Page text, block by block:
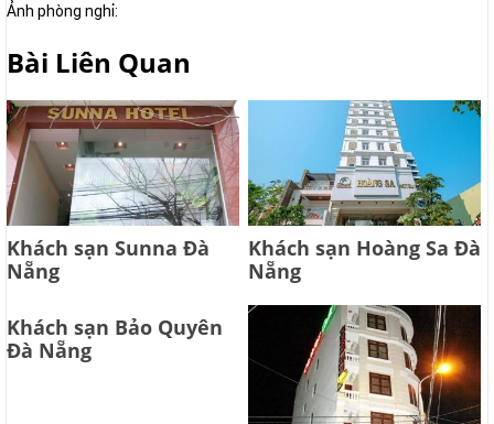
Ảnh phòng nghỉ:
Bài Liên Quan
Khách sạn Sunna Đà
Nẵng
Khách sạn Hoàng Sa Đà
Nẵng
Khách sạn Bảo Quyên
Đà Nẵng